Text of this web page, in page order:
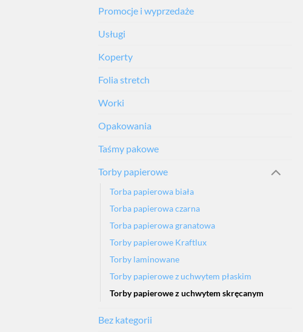
Promocje i wyprzedaże
Usługi
Koperty
Folia stretch
Worki
Opakowania
Taśmy pakowe
Torby papierowe
Torba papierowa biała
Torba papierowa czarna
Torba papierowa granatowa
Torby papierowe Kraftlux
Torby laminowane
Torby papierowe z uchwytem płaskim
Torby papierowe z uchwytem skręcanym
Bez kategorii